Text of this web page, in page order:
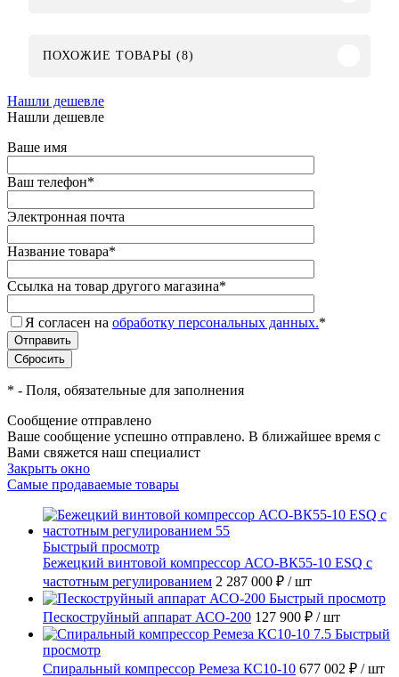
ПОХОЖИЕ ТОВАРЫ (8)
Нашли дешевле
Нашли дешевле
Ваше имя
Ваш телефон*
Электронная почта
Название товара*
Ссылка на товар другого магазина*
Я согласен на обработку персональных данных.*
* - Поля, обязательные для заполнения
Сообщение отправлено
Ваше сообщение успешно отправлено. В ближайшее время с
Вами свяжется наш специалист
Закрыть окно
Самые продаваемые товары
Быстрый просмотр
Бежецкий винтовой компрессор АСО-ВК55-10 ESQ с
частотным регулированием 2 287 000 ₽ / шт
Быстрый просмотр
Пескоструйный аппарат АСО-200 127 900 ₽ / шт
Быстрый
просмотр
Спиральный компрессор Ремеза КС10-10 677 002 ₽ / шт